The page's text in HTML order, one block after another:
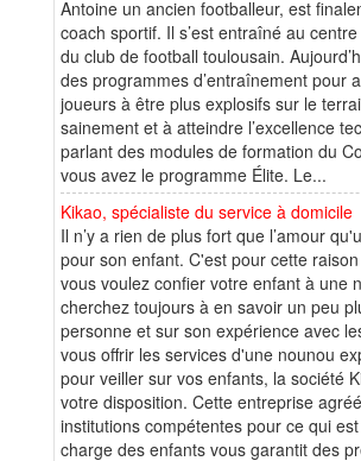
Antoine un ancien footballeur, est
coach sportif. Il s’est entraîné au
du club de football toulousain.
des programmes d’entraînement pour
joueurs à être plus explosifs sur le
sainement et à atteindre l’excellence
parlant des modules de formation du
vous avez le programme Élite. Le...
Kikao, spécialiste du service à domicile
Il n’y a rien de plus fort que l’amour
pour son enfant. C'est pour cette
vous voulez confier votre enfant à une
cherchez toujours à en savoir un peu
personne et sur son expérience avec
vous offrir les services d'une nounou
pour veiller sur vos enfants, la société
votre disposition. Cette entreprise
institutions compétentes pour ce qui
charge des enfants vous garantit des